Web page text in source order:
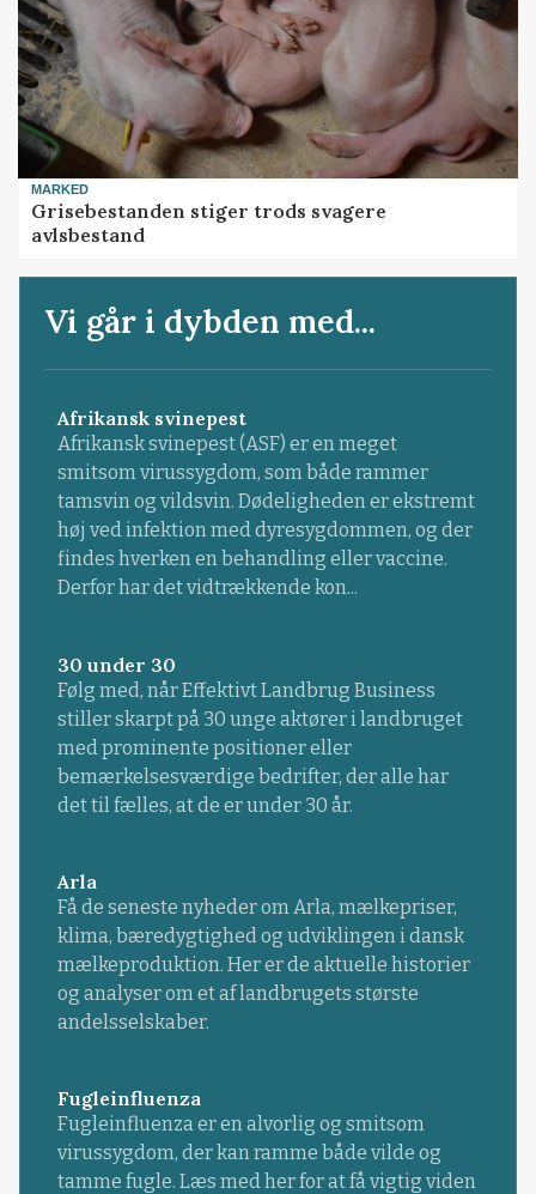
MARKED
Grisebestanden stiger trods svagere
avlsbestand
Vi går i dybden med...
Afrikansk svinepest
Afrikansk svinepest (ASF) er en meget
smitsom virussygdom, som både rammer
tamsvin og vildsvin. Dødeligheden er ekstremt
høj ved infektion med dyresygdommen, og der
findes hverken en behandling eller vaccine.
Derfor har det vidtrækkende kon...
30 under 30
Følg med, når Effektivt Landbrug Business
stiller skarpt på 30 unge aktører i landbruget
med prominente positioner eller
bemærkelsesværdige bedrifter, der alle har
det til fælles, at de er under 30 år.
Arla
Få de seneste nyheder om Arla, mælkepriser,
klima, bæredygtighed og udviklingen i dansk
mælkeproduktion. Her er de aktuelle historier
og analyser om et af landbrugets største
andelsselskaber.
Fugleinfluenza
Fugleinfluenza er en alvorlig og smitsom
virussygdom, der kan ramme både vilde og
tamme fugle. Læs med her for at få vigtig viden